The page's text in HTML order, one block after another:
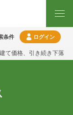
条件 ログイン
て価格、引き続き下落